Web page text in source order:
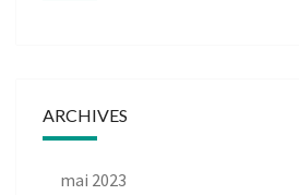
ARCHIVES
mai 2023